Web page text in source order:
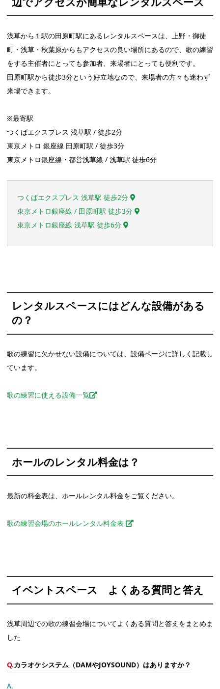
浅草から１駅の田原町駅にあるレンタルスペースは、上野・御徒
町・浅草・秋葉原からもアクセスの良い場所にあるので、歌の練習
をする主催者にとっても参加者、来場者にとっても便利です。
田原町駅から徒歩3分という好立地なので、来場者の方々も迷わず
来場できます。
※最寄駅
つくばエクスプレス 浅草駅 / 徒歩2分
東京メトロ 銀座線 田原町駅 / 徒歩3分
東京メトロ銀座線・都営浅草線 / 浅草駅 徒歩6分
つくばエクスプレス 浅草駅 徒歩2分
東京メトロ銀座線 / 田原町駅 徒歩3分
東京メトロ銀座線 浅草駅 徒歩6分
レンタルスペースにはどんな設備がある
の？
歌の練習に欠かせない設備については、設備ページに詳しく記載し
ています。
歌の練習に使える設備一覧
ホールのレンタル料金は？
最新の料金表は、ホールレンタル料金をご覧ください。
歌の練習会場のホールレンタル料金表
イベントスペース よくある質問と答え
浅草周辺での歌の練習会場についてよくある質問と答えをまとめま
した
カラオケシステム（DAMやJOYSOUND）はありますか？